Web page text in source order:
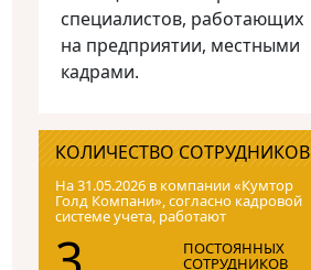
специалистов, работающих
на предприятии, местными
кадрами.
КОЛИЧЕСТВО СОТРУДНИКОВ
На 31.05.2026 в компании «Кумтор
Голд Компани», согласно кадровой
системе учета, работают
ПОСТОЯННЫХ
СОТРУДНИКОВ